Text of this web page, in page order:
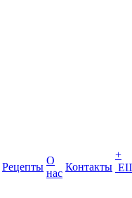
Рецепты
О
нас
Контакты
+